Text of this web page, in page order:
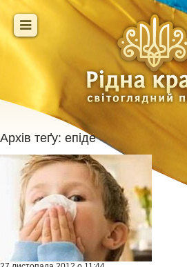
Архів теґу: епіде